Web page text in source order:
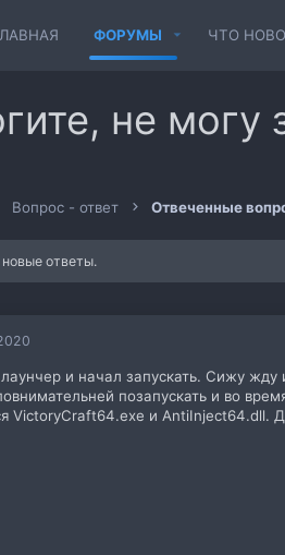
ФОРУМЫ ЧТО
не могу
Вопрос - ответ Отвеченные
ответы.
и начал запускать. Сижу жду
позапускать и во
VictoryCraft64.exe и AntiInject64.dll.